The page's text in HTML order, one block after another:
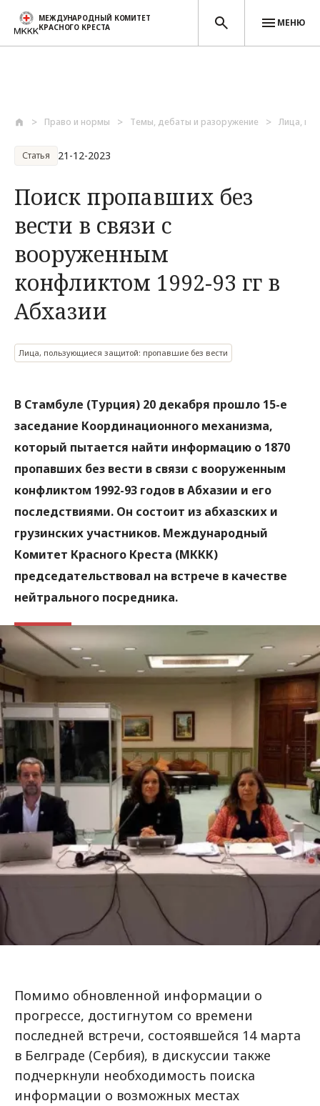
МЕЖДУНАРОДНЫЙ КОМИТЕТ
КРАСНОГО КРЕСТА
МЕНЮ
Право и нормы Темы, дебаты и разоружение Лица,
Статья 21-12-2023
Поиск пропавших без
вести в связи с
вооруженным
конфликтом 1992-93 гг в
Абхазии
Лица, пользующиеся защитой: пропавшие без вести
В Стамбуле (Турция) 20 декабря прошло 15-е
заседание Координационного механизма,
который пытается найти информацию о 1870
пропавших без вести в связи с вооруженным
конфликтом 1992-93 годов в Абхазии и его
последствиями. Он состоит из абхазских и
грузинских участников. Международный
Комитет Красного Креста (МККК)
председательствовал на встрече в качестве
нейтрального посредника.
Помимо обновленной информации о
прогрессе, достигнутом со времени
последней встречи, состоявшейся 14 марта
в Белграде (Сербия), в дискуссии также
подчеркнули необходимость поиска
информации о возможных местах